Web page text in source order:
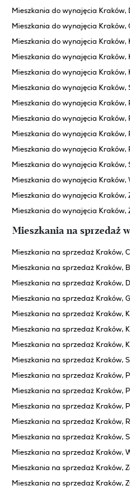
Mieszkania do wynajęcia Kraków,
Mieszkania do wynajęcia Kraków,
Mieszkania do wynajęcia Kraków,
Mieszkania do wynajęcia Kraków,
Mieszkania do wynajęcia Kraków,
Mieszkania do wynajęcia Kraków,
Mieszkania do wynajęcia Kraków,
Mieszkania do wynajęcia Kraków,
Mieszkania do wynajęcia Kraków,
Mieszkania do wynajęcia Kraków,
Mieszkania do wynajęcia Kraków,
Mieszkania do wynajęcia Kraków,
Mieszkania do wynajęcia Kraków,
Mieszkania do wynajęcia Kraków,
Mieszkania na sprzedaż
Mieszkania na sprzedaż Kraków,
Mieszkania na sprzedaż Kraków,
Mieszkania na sprzedaż Kraków,
Mieszkania na sprzedaż Kraków,
Mieszkania na sprzedaż Kraków,
Mieszkania na sprzedaż Kraków,
Mieszkania na sprzedaż Kraków,
Mieszkania na sprzedaż Kraków,
Mieszkania na sprzedaż Kraków,
Mieszkania na sprzedaż Kraków,
Mieszkania na sprzedaż Kraków,
Mieszkania na sprzedaż Kraków,
Mieszkania na sprzedaż Kraków,
Mieszkania na sprzedaż Kraków,
Mieszkania na sprzedaż Kraków,
Mieszkania na sprzedaż Kraków,